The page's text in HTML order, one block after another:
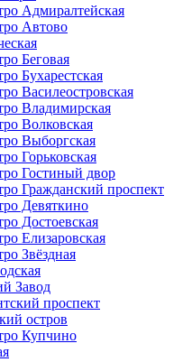
Адмиралтейская
Автово
Беговая
Бухарестская
Василеостровская
Владимирская
Волковская
Выборгская
Горьковская
Гостиный двор
Гражданский проспект
Девяткино
Достоевская
Елизаровская
Звёздная
Завод
проспект
остров
Купчино